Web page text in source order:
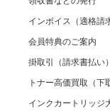
インボイス（適格請
会員特典のご案内
掛取引（請求書払い
トナー高価買取（下
インクカートリッジ